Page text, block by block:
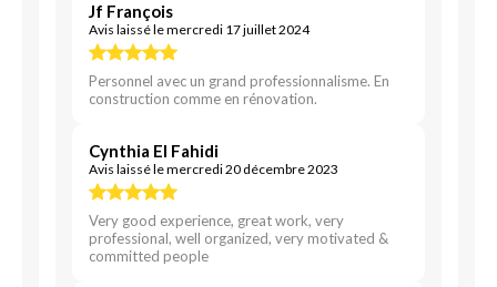
Jf François
Avis laissé le mercredi 17 juillet 2024
Personnel avec un grand professionnalisme. En
construction comme en rénovation.
Cynthia El Fahidi
Avis laissé le mercredi 20 décembre 2023
Very good experience, great work, very
professional, well organized, very motivated &
committed people